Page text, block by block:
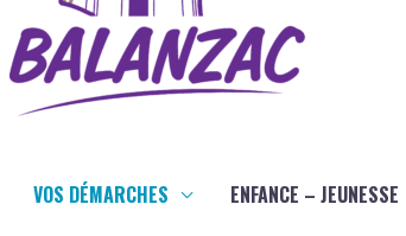
VOS DÉMARCHES ENFANCE – JEUNESSE